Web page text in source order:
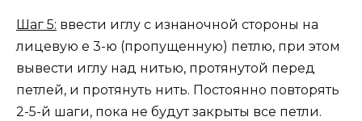
Шаг 5: ввести иглу с изнаночной стороны на
лицевую е 3-ю (пропущенную) петлю, при этом
вывести иглу над нитью, протянутой перед
петлей, и протянуть нить. Постоянно повторять
2-5-й шаги, пока не будут закрыты все петли.